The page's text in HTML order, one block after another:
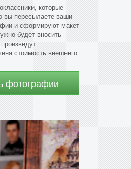
которые
вы пересылаете ваши
и сформируют макет
будет вносить
стоимость внешнего
фотографии